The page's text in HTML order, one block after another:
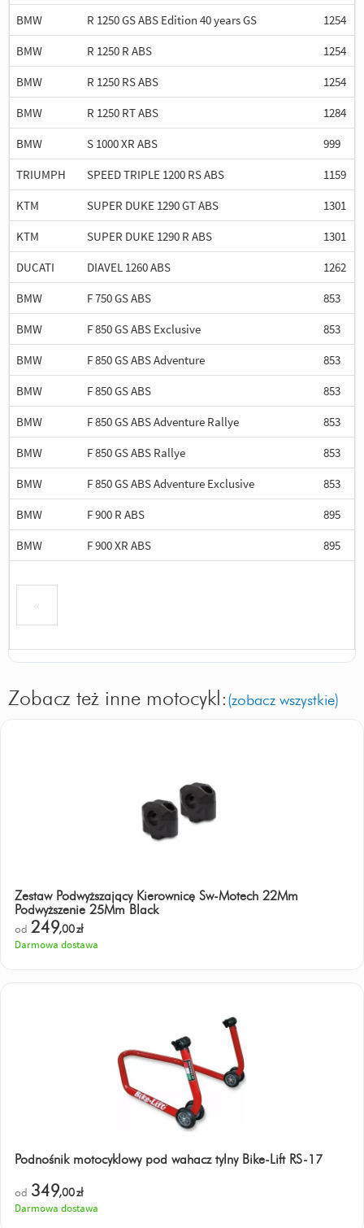
BMW
R 1250 GS ABS Edition 40 years GS
1254
BMW
R 1250 R ABS
1254
BMW
R 1250 RS ABS
1254
BMW
R 1250 RT ABS
1284
BMW
S 1000 XR ABS
999
TRIUMPH
SPEED TRIPLE 1200 RS ABS
1159
KTM
SUPER DUKE 1290 GT ABS
1301
KTM
SUPER DUKE 1290 R ABS
1301
DUCATI
DIAVEL 1260 ABS
1262
BMW
F 750 GS ABS
853
BMW
F 850 GS ABS Exclusive
853
BMW
F 850 GS ABS Adventure
853
BMW
F 850 GS ABS
853
BMW
F 850 GS ABS Adventure Rallye
853
BMW
F 850 GS ABS Rallye
853
BMW
F 850 GS ABS Adventure Exclusive
853
BMW
F 900 R ABS
895
BMW
F 900 XR ABS 895
«
Zobacz też inne motocykl: (zobacz wszystkie)
Zestaw Podwyższający Kierownicę Sw-Motech 22Mm
Podwyższenie 25Mm Black
od 249,00zł
Darmowa dostawa
Podnośnik motocyklowy pod wahacz tylny Bike-Lift RS-17
od 349,00zł
Darmowa dostawa